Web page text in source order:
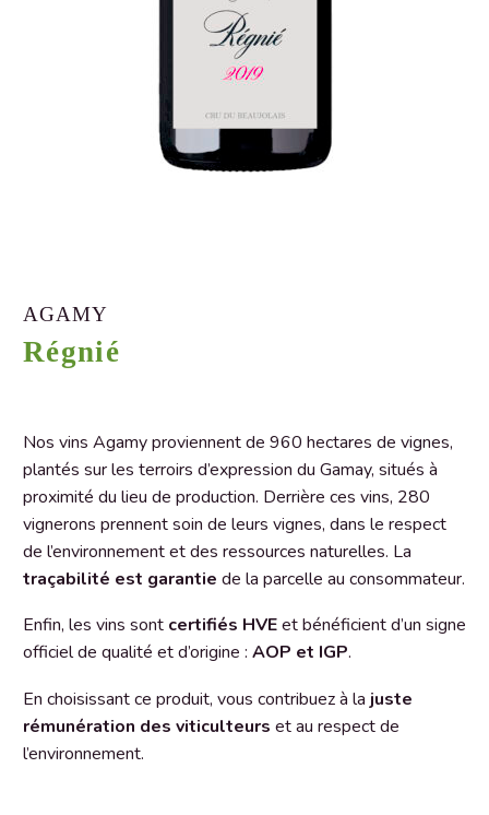
AGAMY
Régnié
Nos vins Agamy proviennent de 960 hectares de vignes,
plantés sur les terroirs d’expression du Gamay, situés à
proximité du lieu de production. Derrière ces vins, 280
vignerons prennent soin de leurs vignes, dans le respect
de l’environnement et des ressources naturelles. La
traçabilité est garantie de la parcelle au consommateur.
Enfin, les vins sont certifiés HVEet bénéficient d’un signe
officiel de qualité et d’origine : AOP et IGP.
En choisissant ce produit, vous contribuez à la juste
rémunération des viticulteurs et au respect de
l’environnement.